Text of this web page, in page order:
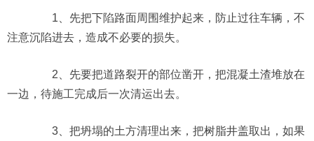
1、先把下陷路面周围维护起来，防止过往车辆，不
注意沉陷进去，造成不必要的损失。
2、先要把道路裂开的部位凿开，把混凝土渣堆放在
一边，待施工完成后一次清运出去。
3、把坍塌的土方清理出来，把树脂井盖取出，如果